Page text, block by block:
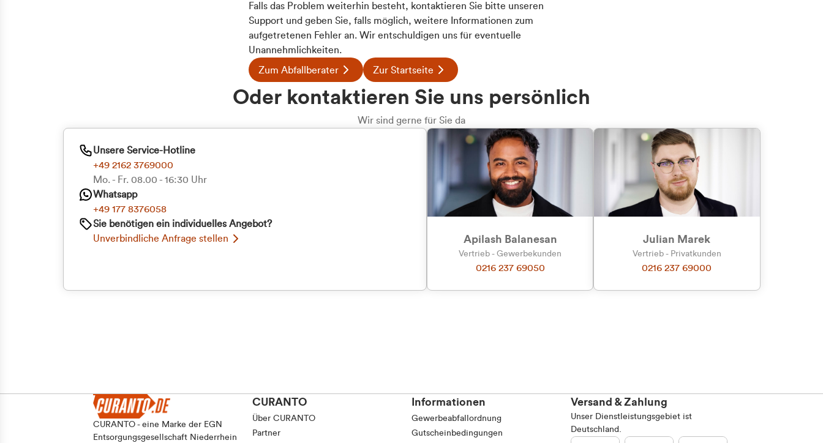
Falls das Problem weiterhin besteht, kontaktieren Sie bitte unseren
Support und geben Sie, falls möglich, weitere Informationen zum
aufgetretenen Fehler an. Wir entschuldigen uns für eventuelle
Unannehmlichkeiten.
Zum Abfallberater Zur Startseite
Oder kontaktieren Sie uns persönlich
Wir sind gerne für Sie da
Unsere Service-Hotline
+49 2162 3769000
Mo. - Fr. 08.00 - 16:30 Uhr
Whatsapp
+49 177 8376058
Sie benötigen ein individuelles Angebot?
Unverbindliche Anfrage stellen
Apilash Balanesan
Vertrieb - Gewerbekunden
0216 237 69050
Julian Marek
Vertrieb - Privatkunden
0216 237 69000
CURANTO - eine Marke der EGN
Entsorgungsgesellschaft Niederrhein
CURANTO
Über CURANTO
Partner
Informationen
Gewerbeabfallordnung
Gutscheinbedingungen
Versand & Zahlung
Unser Dienstleistungsgebiet ist
Deutschland.